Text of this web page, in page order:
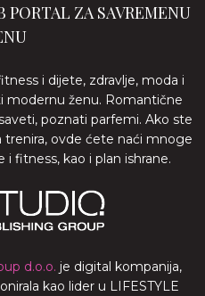
PORTAL ZA SAVREMENU
i dijete, zdravlje, moda i
modernu ženu. Romantične
poznati parfemi. Ako ste
trenira, ovde ćete naći mnoge
fitness, kao i plan ishrane.
d.o.o. je digital kompanija,
kao lider u LIFESTYLE